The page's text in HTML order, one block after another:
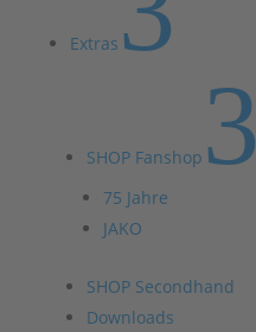
Extras
SHOP Fanshop 3
75 Jahre
JAKO
SHOP Secondhand
Downloads